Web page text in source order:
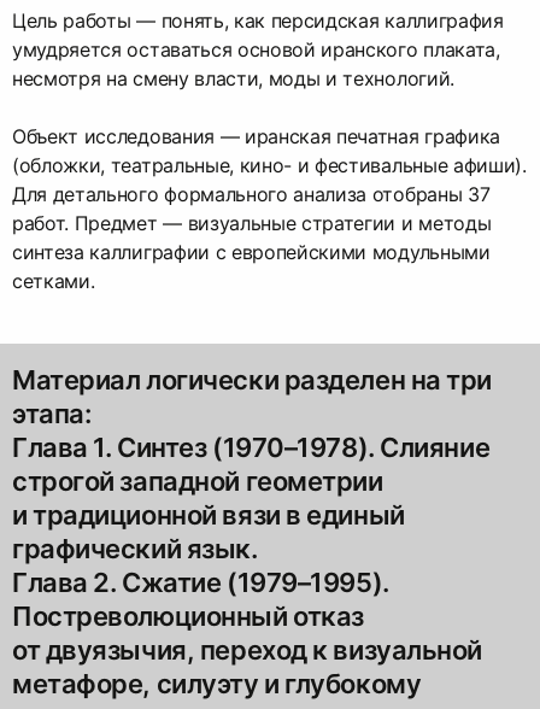
Цель работы — понять, как персидская каллиграфия
умудряется оставаться основой иранского плаката,
несмотря на смену власти, моды и технологий.
Объект исследования — иранская печатная графика
(обложки, театральные, кино- и фестивальные афиши).
Для детального формального анализа отобраны 37
работ. Предмет — визуальные стратегии и методы
синтеза каллиграфии с европейскими модульными
сетками.
Материал логически разделен на три
этапа:
Глава 1. Синтез (1970–1978). Слияние
строгой западной геометрии
и традиционной вязи в единый
графический язык.
Глава 2. Сжатие (1979–1995).
Постреволюционный отказ
от двуязычия, переход к визуальной
метафоре, силуэту и глубокому